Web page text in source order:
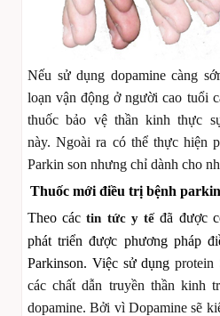
Nếu sử dụng dopamine càng
loạn vận động ở người cao tuổi
thuốc bảo vệ thần kinh thực
này.Ngoài ra có thể thực hiện
Parkin son nhưng chỉ dành cho
Thuốc mới điều trị bệnh
Theo cáctin tức y tếđã được
phát triển được phương pháp
Parkinson. Việc sử dụngprotein
các chất dẫn truyền thần kinh
dopamine. Bởi vì Dopamine sẽ